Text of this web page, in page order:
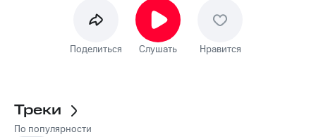
Поделиться Слушать Нравится
Треки
По популярности